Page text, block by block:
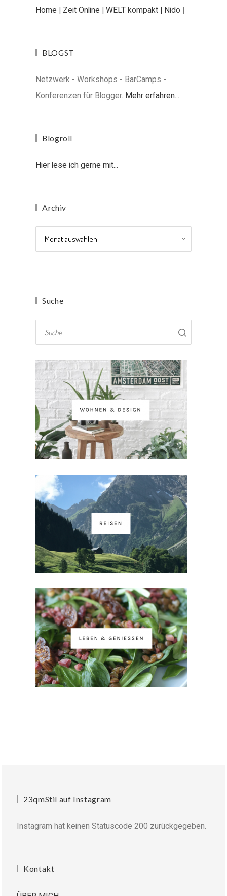
Home | Zeit Online | WELT kompakt | Nido |
BLOGST
Netzwerk - Workshops - BarCamps -
Konferenzen für Blogger. Mehr erfahren...
Blogroll
Hier lese ich gerne mit...
Archiv
Suche
23qmStil auf Instagram
Instagram hat keinen Statuscode 200 zurückgegeben.
Kontakt